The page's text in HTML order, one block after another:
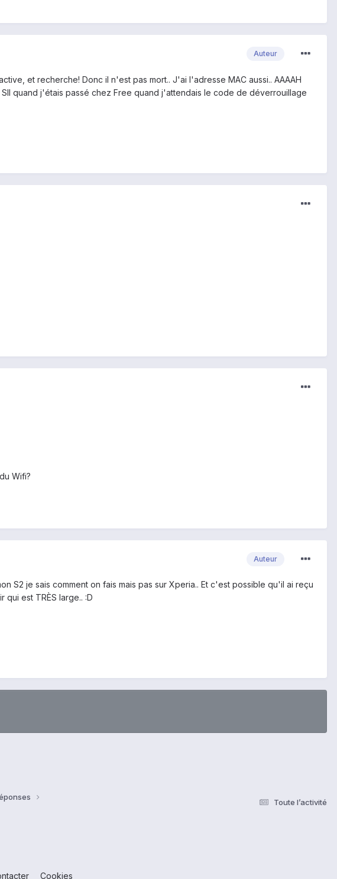
Auteur
et recherche! Donc il n'est pas mort.. J'ai l'adresse MAC aussi.. AAAAH
quand j'étais passé chez Free quand j'attendais le code de déverrouillage
Wifi?
Auteur
S2 je sais comment on fais mais pas sur Xperia.. Et c'est possible qu'il ai reçu
est TRÈS large.. :D
Toute l’activité
Cookies